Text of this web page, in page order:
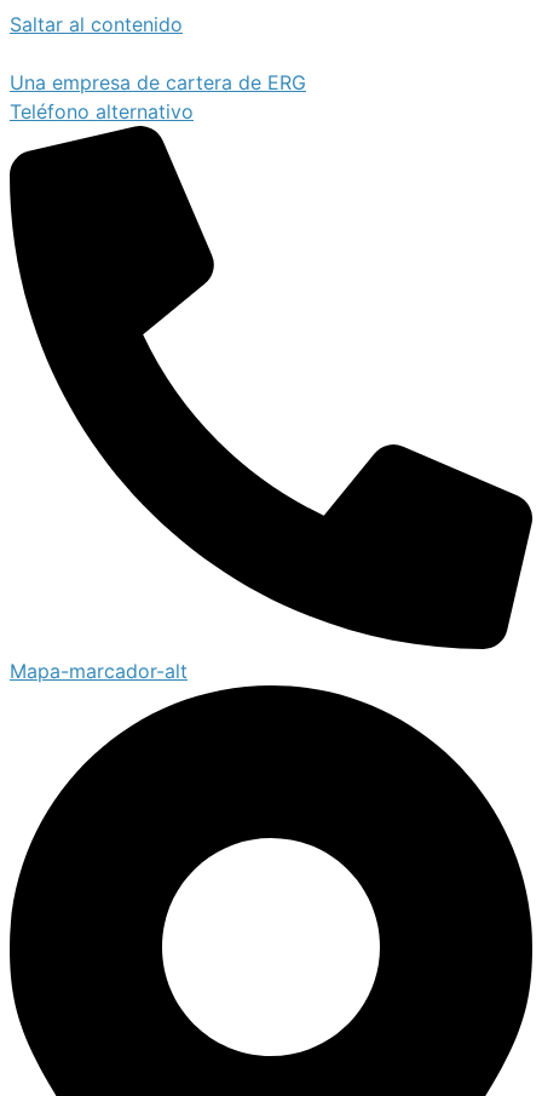
Saltar al contenido
Una empresa de cartera de ERG
Teléfono alternativo
Mapa-marcador-alt